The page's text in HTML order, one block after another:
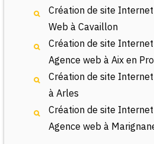
Création de site
Web à Cavaillon
Création de site
Agence web à Aix en
Création de site
à Arles
Création de site
Agence web à